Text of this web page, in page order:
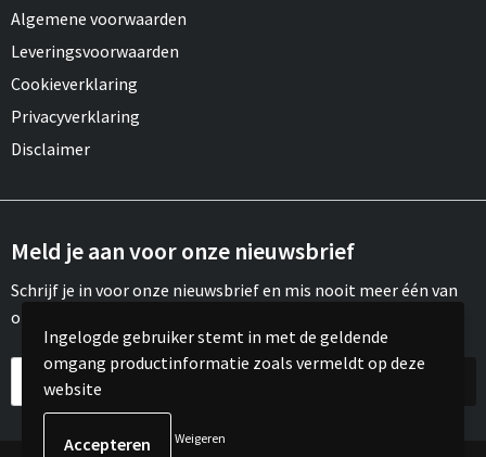
Algemene voorwaarden
Leveringsvoorwaarden
Cookieverklaring
Privacyverklaring
Disclaimer
Meld je aan voor onze nieuwsbrief
Schrijf je in voor onze nieuwsbrief en mis nooit meer één van
onze leuke aanbiedingen of updates.
Ingelogde gebruiker stemt in met de geldende
omgang productinformatie zoals vermeldt op deze
website
Weigeren